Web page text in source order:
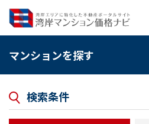
マンションを探す
検索条件